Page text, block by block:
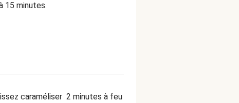
15 minutes.
caraméliser 2 minutes à feu